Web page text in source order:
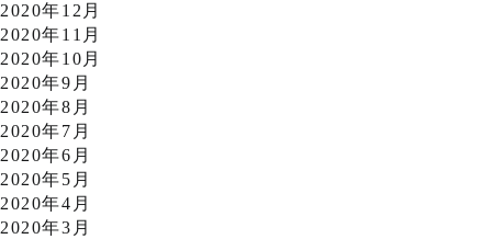
2020年12月
2020年11月
2020年10月
2020年9月
2020年8月
2020年7月
2020年6月
2020年5月
2020年4月
2020年3月